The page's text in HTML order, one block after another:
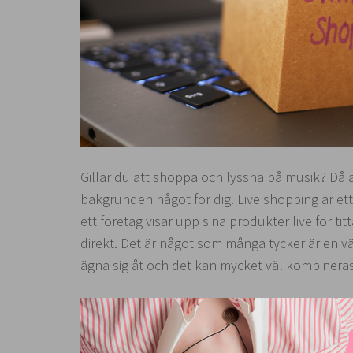
Gillar du att shoppa och lyssna på musik? Då
bakgrunden något för dig. Live shopping är
ett företag visar upp sina produkter live för
direkt. Det är något som många tycker är en
ägna sig åt och det kan mycket väl